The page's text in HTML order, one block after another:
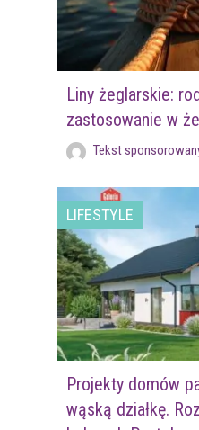
Liny żeglarskie:
zastosowanie w
Tekst
LIFESTYLE
Projekty domów
wąską działkę.